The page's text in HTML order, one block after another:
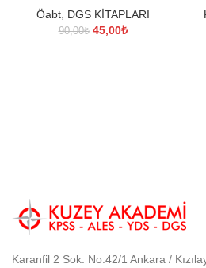
Öabt, DGS KİTAPLARI
90,00₺ Orijinal
45,00₺Şu
Karanfil 2 Sok. No:42/1 Ankara /